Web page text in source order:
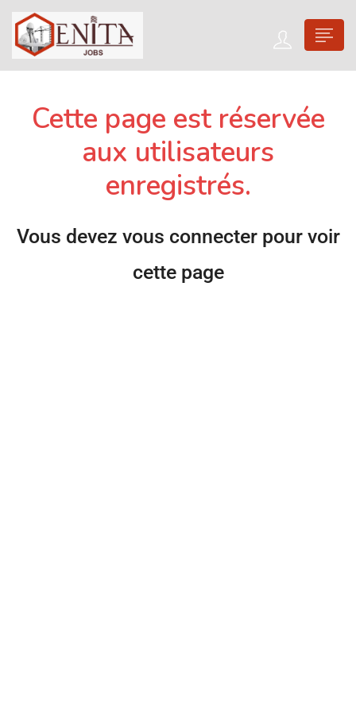
Cette page est réservée
aux utilisateurs
enregistrés.
Vous devez vous connecter pour voir
cette page